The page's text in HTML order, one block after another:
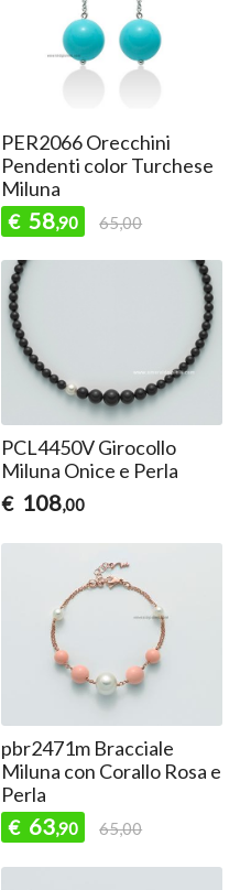
PER2066 Orecchini
Pendenti color Turchese
Miluna
€ 58,90 65,00
PCL4450V Girocollo
Miluna Onice e Perla
€ 108,00
pbr2471m Bracciale
Miluna con Corallo Rosa e
Perla
€ 63,90 65,00